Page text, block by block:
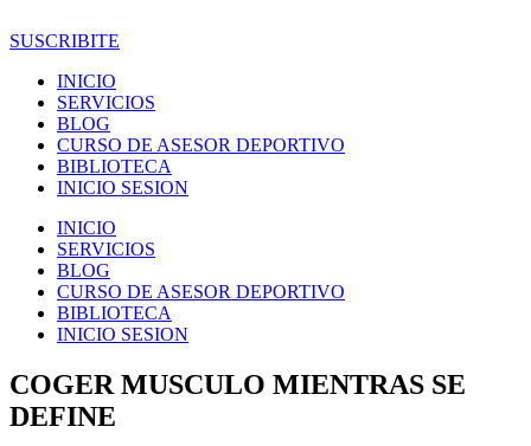
al
SUSCRIBITE
INICIO
SERVICIOS
BLOG
CURSO DE ASESOR DEPORTIVO
BIBLIOTECA
INICIO SESION
INICIO
SERVICIOS
BLOG
CURSO DE ASESOR DEPORTIVO
BIBLIOTECA
INICIO SESION
COGER MUSCULO MIENTRAS SE
DEFINE